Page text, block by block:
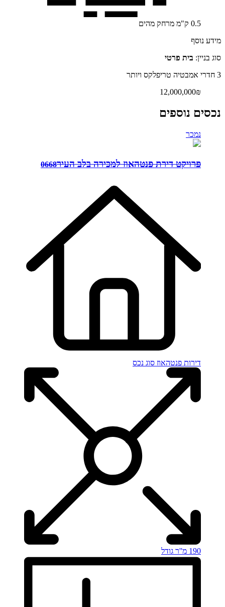
0.5 ק"מ מרחק מהים
מידע נוסף
סוג בניין: בית פרטי
3 חדרי אמבטיה
טריפלקס ויותר
12,000,000₪
נכסים נוספים
נמכר
פרויקט דירת פנטהאוז למכירה בלב העיר0668
דירות פנטהאוז סוג נכס
190 מ''ר גודל